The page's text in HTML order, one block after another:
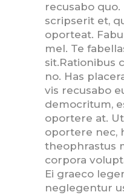
recusabo
scripserit et,
oporteat.
mel. Te
sit.Rationibus
no. Has
vis recusabo
democritum,
oportere at.
oportere nec,
theophrastus
corpora
Ei graeco
neglegentur